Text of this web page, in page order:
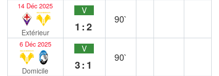
14 Déc 2025
Extérieur
V
1:2
90`
6 Déc 2025
Domicile
V
3:1
90`